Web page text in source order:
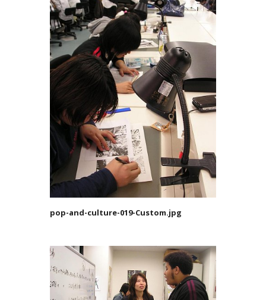
pop-and-culture-019-Custom.jpg